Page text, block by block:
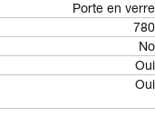
Porte en verre
780
No
Oui
Oui